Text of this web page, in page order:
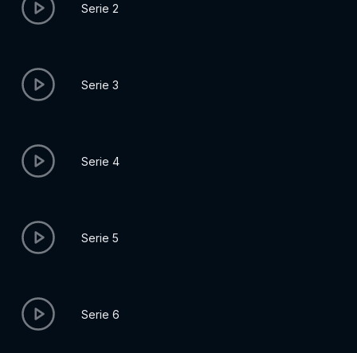
Serie 2
Serie 3
Serie 4
Serie 5
Serie 6